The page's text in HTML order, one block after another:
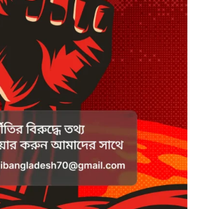
সাদা না বাদামি চিনি, কোনটি ভালো?
হাসানের ৪ উইকেটের দিনে ধুঁকছে
বাংলাদেশ